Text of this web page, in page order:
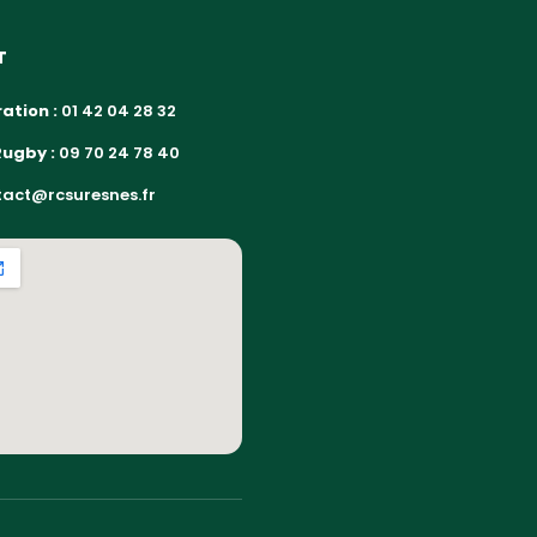
: 01 42 04 28 32
: 09 70 24 78 40